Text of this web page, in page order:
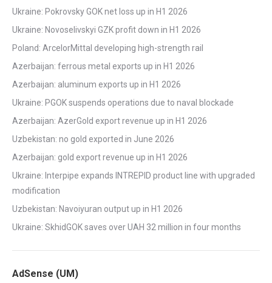
Ukraine: Pokrovsky GOK net loss up in H1 2026
Ukraine: Novoselivskyi GZK profit down in H1 2026
Poland: ArcelorMittal developing high-strength rail
Azerbaijan: ferrous metal exports up in H1 2026
Azerbaijan: aluminum exports up in H1 2026
Ukraine: PGOK suspends operations due to naval blockade
Azerbaijan: AzerGold export revenue up in H1 2026
Uzbekistan: no gold exported in June 2026
Azerbaijan: gold export revenue up in H1 2026
Ukraine: Interpipe expands INTREPID product line with upgraded
modification
Uzbekistan: Navoiyuran output up in H1 2026
Ukraine: SkhidGOK saves over UAH 32 million in four months
AdSense (UM)